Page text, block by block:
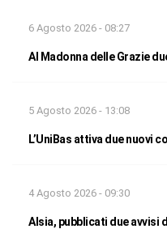
6 Agosto 2026 - 08:27
Al Madonna delle Grazie
5 Agosto 2026 - 13:08
L’UniBas attiva due nuovi
4 Agosto 2026 - 09:30
Alsia, pubblicati due avvisi